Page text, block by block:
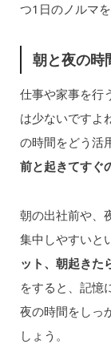
つ1日のノルマ
朝と夜の時
仕事や家事を行
は少ないですよ
の時間をどう活
前と起きてすぐ
朝の出社前や、
集中しやすいと
ット、朝起きた
をすると、記憶
夜の時間をしっ
しょう。